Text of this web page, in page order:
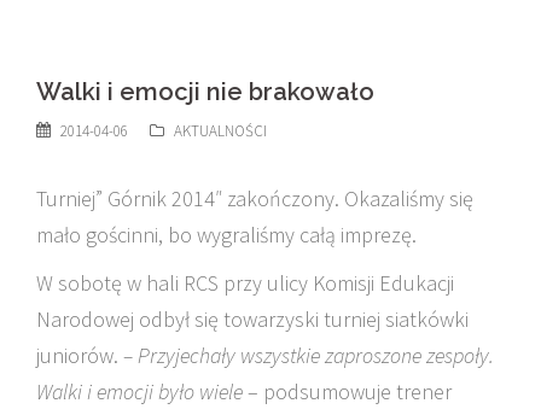
Walki i emocji nie brakowało
2014-04-06 AKTUALNOŚCI
Turniej” Górnik 2014″ zakończony. Okazaliśmy się
mało gościnni, bo wygraliśmy całą imprezę.
W sobotę w hali RCS przy ulicy Komisji Edukacji
Narodowej odbył się towarzyski turniej siatkówki
juniorów. – Przyjechały wszystkie zaproszone zespoły.
Walki i emocji było wiele– podsumowuje trener